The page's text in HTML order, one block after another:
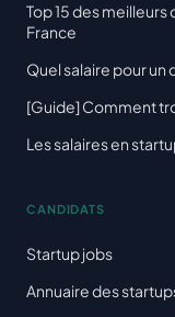
Top 15 des
France
Quel salaire pour un
[Guide] Comment
Les salaires en
CANDIDATS
Startup jobs
Annuaire des